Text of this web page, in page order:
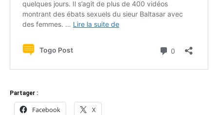
Partager :
Facebook X